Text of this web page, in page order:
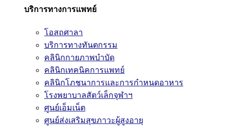
บริการทางการแพทย์
โอสถศาลา
บริการทางทันตกรรม
คลินิกกายภาพบำบัด
คลินิกเทคนิคการแพทย์
คลินิกโภชนาการและการกำหนดอาหาร
โรงพยาบาลสัตว์เล็กจุฬาฯ
ศูนย์เอ็มเน็ต
ศูนย์ส่งเสริมสุขภาวะผู้สูงอายุ